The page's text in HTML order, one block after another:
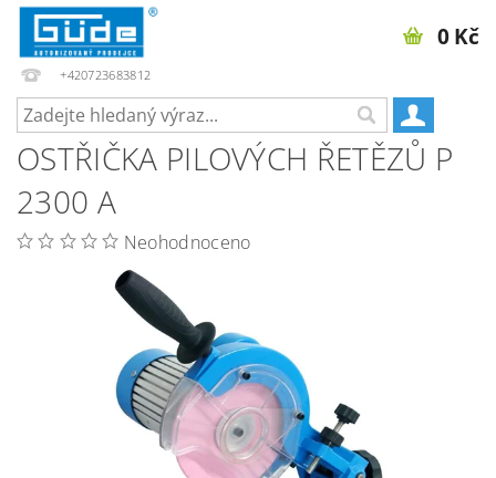
+420723683812
0 Kč
OSTŘIČKA PILOVÝCH ŘETĚZŮ P
2300 A
Neohodnoceno